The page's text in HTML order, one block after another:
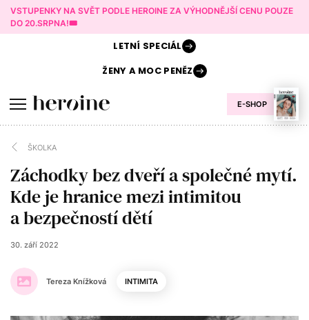
VSTUPENKY NA SVĚT PODLE HEROINE ZA VÝHODNĚJŠÍ CENU POUZE
DO 20.SRPNA!🎟️
E-SHOP
LETNÍ SPECIÁL
ŽENY AMOC PENĚZ
ŠKOLKA
Záchodky bez dveří a společné mytí.
Kde je hranice mezi intimitou
a bezpečností dětí
Tereza Knížková
30. září 2022
INTIMITA